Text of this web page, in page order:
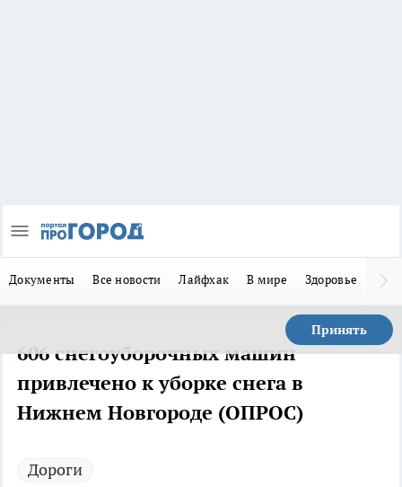
Документы Все новости Лайфхак В мире Здоровье
Принять
606 снегоуборочных машин
привлечено к уборке снега в
Нижнем Новгороде (ОПРОС)
Дороги